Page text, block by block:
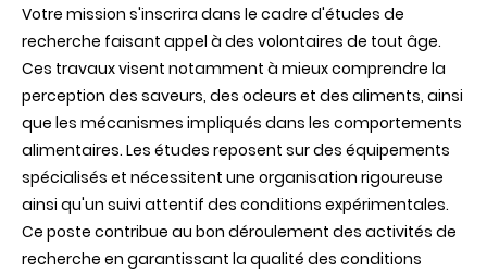
Votre mission s'inscrira dans le cadre d'études de
recherche faisant appel à des volontaires de tout âge.
Ces travaux visent notamment à mieux comprendre la
perception des saveurs, des odeurs et des aliments, ainsi
que les mécanismes impliqués dans les comportements
alimentaires. Les études reposent sur des équipements
spécialisés et nécessitent une organisation rigoureuse
ainsi qu'un suivi attentif des conditions expérimentales.
Ce poste contribue au bon déroulement des activités de
recherche en garantissant la qualité des conditions